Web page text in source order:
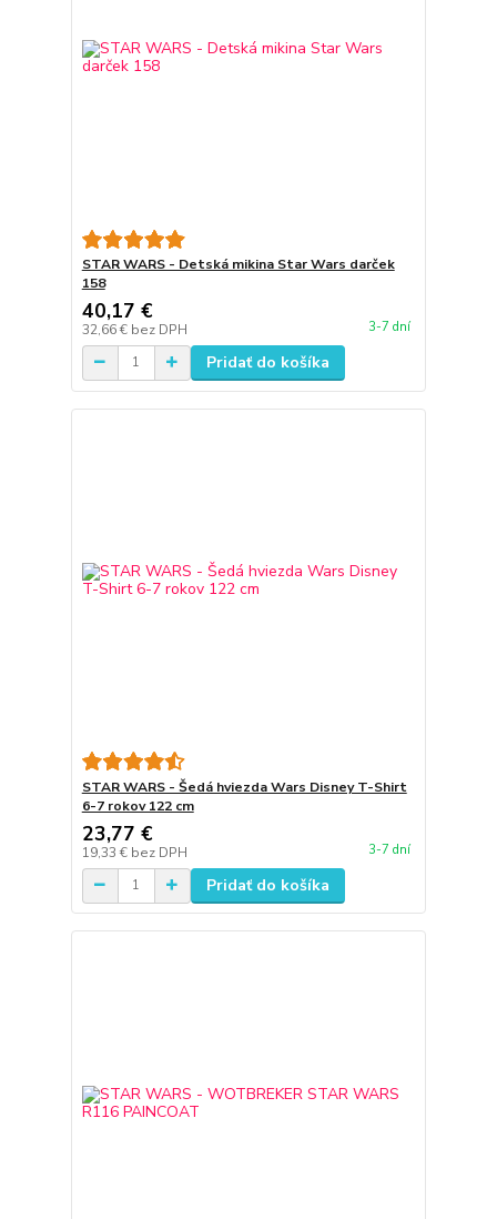
STAR WARS - Detská mikina Star Wars darček
158
40,17 €
32,66 € bez DPH 3-7 dní
Pridať do košíka
STAR WARS - Šedá hviezda Wars Disney T-Shirt
6-7 rokov 122 cm
23,77 €
19,33 € bez DPH 3-7 dní
Pridať do košíka